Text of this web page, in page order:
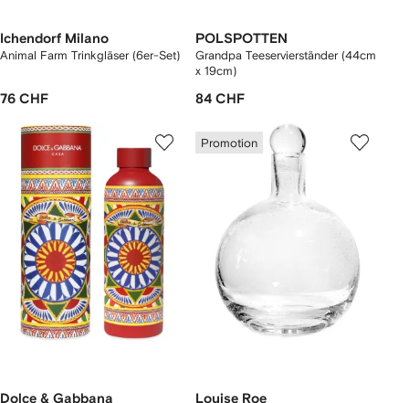
Ichendorf Milano
Animal Farm Trinkgläser (6er-Set)
76 CHF
POLSPOTTEN
Grandpa Teeservierständer (44cm
x 19cm)
84 CHF
Dolce & Gabbana
Promotion
Louise Roe